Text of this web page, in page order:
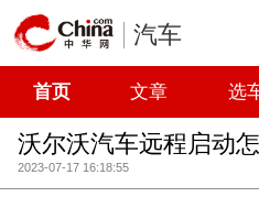
汽车
首页 文章 选
沃尔沃汽车远程启动
2023-07-17 16:18:55